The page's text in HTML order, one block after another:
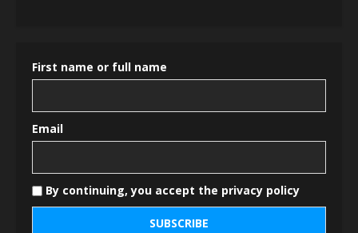
First name or full name
Email
By continuing, you accept the privacy policy